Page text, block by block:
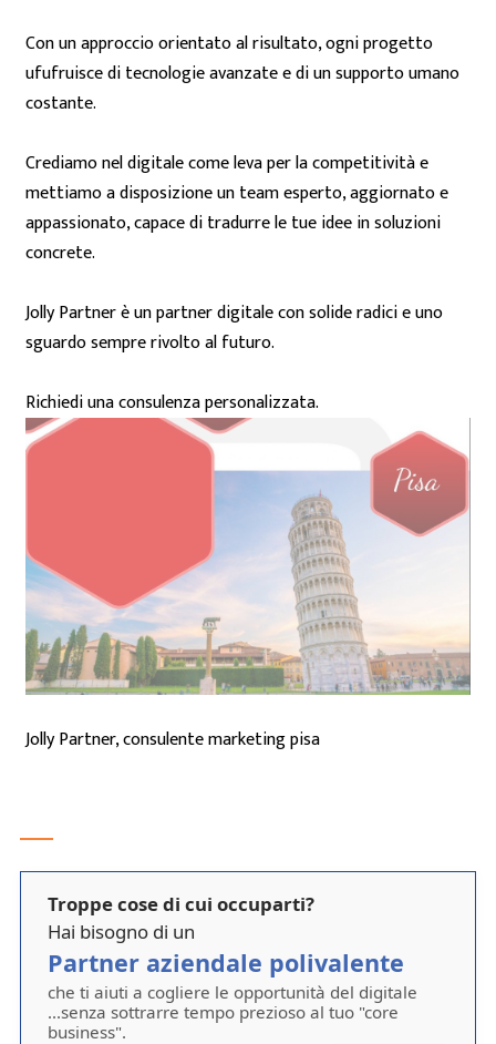
Con un approccio orientato al risultato, ogni progetto
ufufruisce di tecnologie avanzate e di un supporto umano
costante.
Crediamo nel digitale come leva per la competitività e
mettiamo a disposizione un team esperto, aggiornato e
appassionato, capace di tradurre le tue idee in soluzioni
concrete.
Jolly Partner è un partner digitale con solide radici e uno
sguardo sempre rivolto al futuro.
Richiedi una consulenza personalizzata.
Jolly Partner, consulente marketing pisa
Troppe cose di cui occuparti?
Hai bisogno di un
Partner aziendale polivalente
che ti aiuti a cogliere le opportunità del digitale
...senza sottrarre tempo prezioso al tuo "core
business".